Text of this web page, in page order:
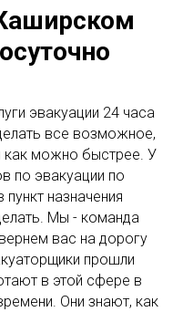
эвакуации 24 часа
все возможное,
можно быстрее. У
по эвакуации по
назначения
Мы - команда
вас на дорогу
прошли
в этой сфере в
Они знают, как